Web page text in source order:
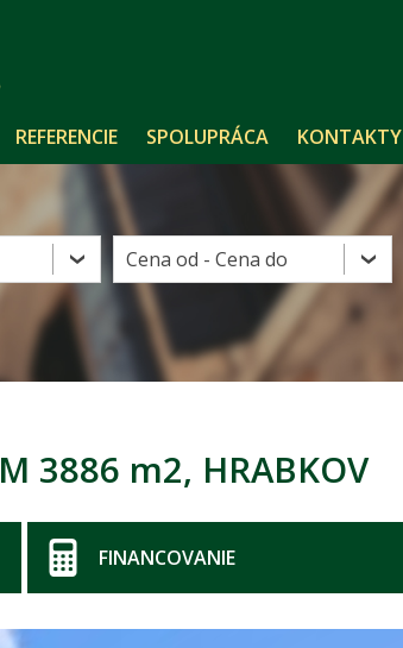
REFERENCIE SPOLUPRÁCA KONTAKTY
3886 m2, HRABKOV
FINANCOVANIE